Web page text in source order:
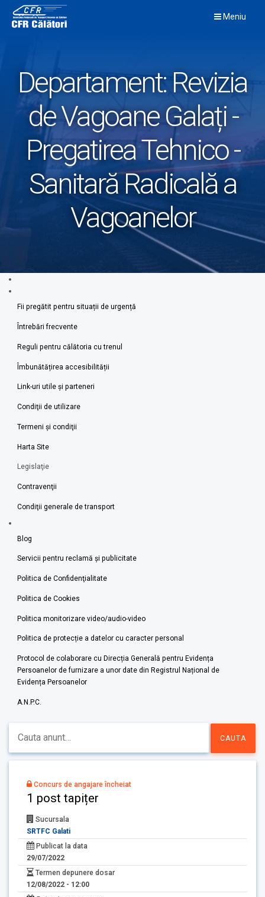
content
Meniu
Departament:Revizia
de Vagoane Galați -
Pregatirea Tehnico -
Sanitară Radicală a
Vagoanelor
Fii pregătit pentru situații de urgență
Întrebări frecvente
Reguli pentru călătoria cu trenul
Îmbunătățirea accesibilității
Link-uri utile şi parteneri
Condiţii de utilizare
Termeni şi condiţii
Harta Site
Legislaţie
Contravenţii
Condiţii generale de transport
Blog
Servicii pentru reclamă și publicitate
Politica de Confidenţialitate
Politica de Cookies
Politica monitorizare video/audio-video
Politica de protecție a datelor cu caracter personal
Protocol de colaborare cu Direcția Generală pentru Evidența
Persoanelor de furnizare a unor date din Registrul Național de
Evidența Persoanelor
A.N.P.C.
Concurs de angajare încheiat
1 post tapițer
Sucursala
SRTFC Galati
Publicat la data
29/07/2022
Termen depunere dosar
12/08/2022 - 12:00